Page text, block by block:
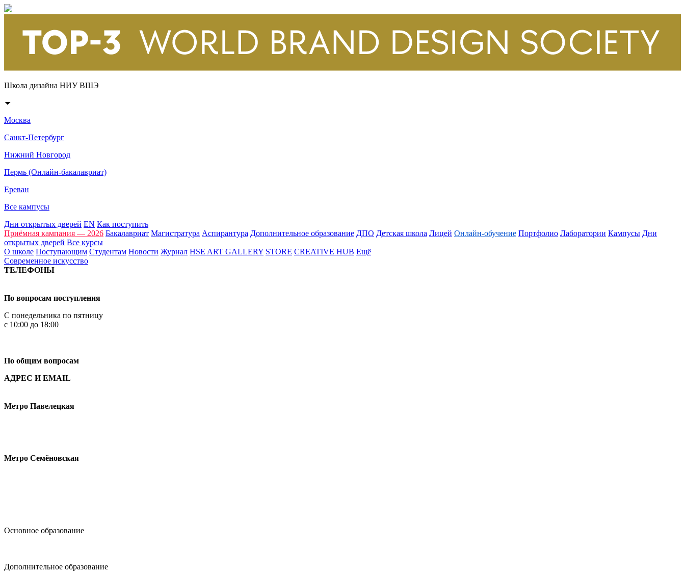
Школа дизайна НИУ ВШЭ
Москва
Санкт-Петербург
Нижний Новгород
Пермь (Онлайн-бакалавриат)
Ереван
Все кампусы
Дни открытых дверей EN Как поступить
Приёмная кампания — 2026 Бакалавриат Магистратура Аспирантура Дополнительное образование ДПО Детская школа Лицей Онлайн-обучение Портфолио Лаборатории Кампусы Дни
открытых дверей Все курсы
О школе Поступающим Студентам Новости Журнал HSE ART GALLERY STORE CREATIVE HUB Ещё
Современное искусство
ТЕЛЕФОНЫ
По вопросам поступления
С понедельника по пятницу
с 10:00 до 18:00
По общим вопросам
АДРЕС И EMAIL
Метро Павелецкая
Метро Семёновская
Основное образование
Дополнительное образование